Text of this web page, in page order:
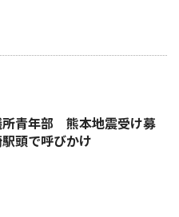
所青年部 熊本地震受け募
頭で呼びかけ